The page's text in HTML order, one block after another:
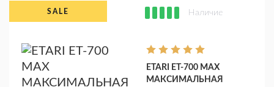
Наличие
ETARI ET-700 MAX
МАКСИМАЛЬНАЯ